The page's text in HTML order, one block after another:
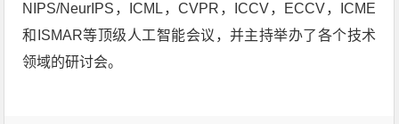
NIPS/NeurIPS，ICML，CVPR，ICCV，ECCV，ICME
和ISMAR等顶级人工智能会议，并主持举办了各个技术
领域的研讨会。